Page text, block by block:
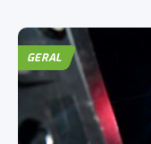
GERAL